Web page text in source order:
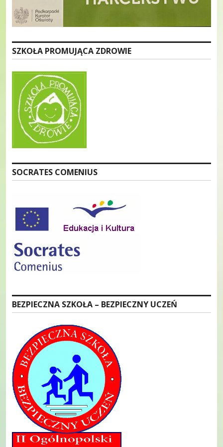
SZKOŁA PROMUJĄCA ZDROWIE
SOCRATES COMENIUS
BEZPIECZNA SZKOŁA – BEZPIECZNY UCZEŃ